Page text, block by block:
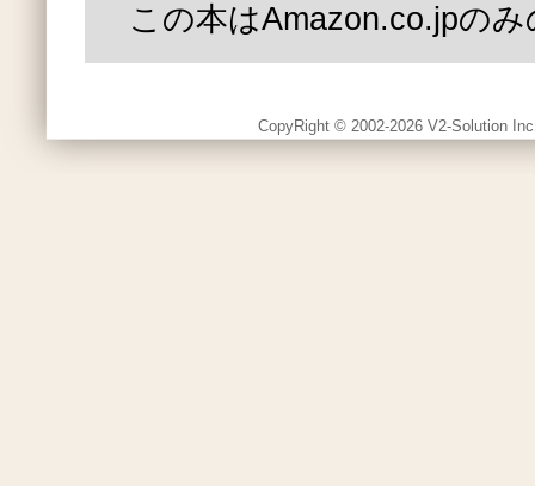
この本はAmazon.co.jpの
CopyRight © 2002-2026 V2-Solution